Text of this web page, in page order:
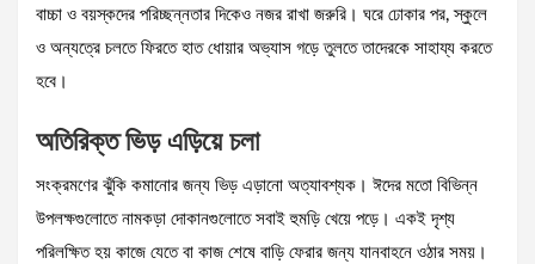
বাচ্চা ও বয়স্কদের পরিচ্ছন্নতার দিকেও নজর রাখা জরুরি। ঘরে ঢোকার পর, স্কুলে
ও অন্যত্রে চলতে ফিরতে হাত ধোয়ার অভ্যাস গড়ে তুলতে তাদেরকে সাহায্য করতে
হবে।
অতিরিক্ত ভিড় এড়িয়ে চলা
সংক্রমণের ঝুঁকি কমানোর জন্য ভিড় এড়ানো অত্যাবশ্যক। ঈদের মতো বিভিন্ন
উপলক্ষগুলোতে নামকড়া দোকানগুলোতে সবাই হুমড়ি খেয়ে পড়ে। একই দৃশ্য
পরিলক্ষিত হয় কাজে যেতে বা কাজ শেষে বাড়ি ফেরার জন্য যানবাহনে ওঠার সময়।